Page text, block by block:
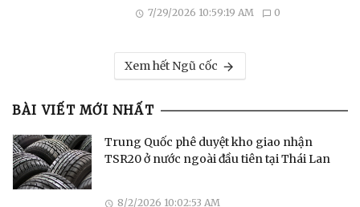
7/29/2026 10:59:19 AM 0
Xem hết Ngũ cốc
BÀI VIẾT MỚI NHẤT
Trung Quốc phê duyệt kho giao nhận
TSR20 ở nước ngoài đầu tiên tại Thái Lan
8/2/2026 10:02:53 AM